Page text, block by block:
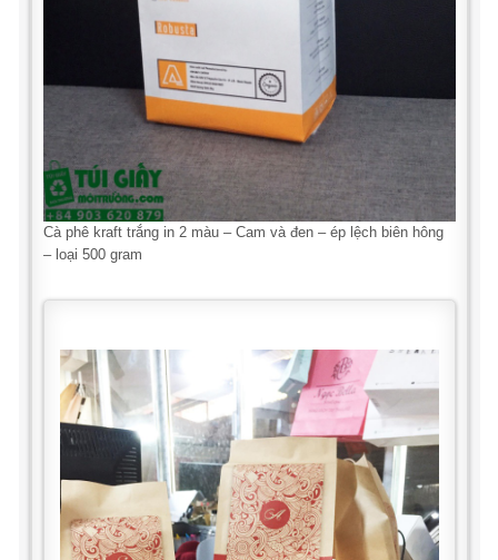
Cà phê kraft trắng in 2 màu – Cam và đen – ép lệch biên hông
– loại 500 gram